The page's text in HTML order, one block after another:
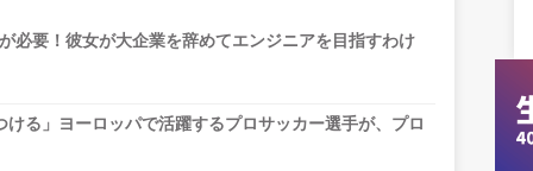
必要！彼女が大企業を辞めてエンジニアを目指すわけ
る」ヨーロッパで活躍するプロサッカー選手が、プロ